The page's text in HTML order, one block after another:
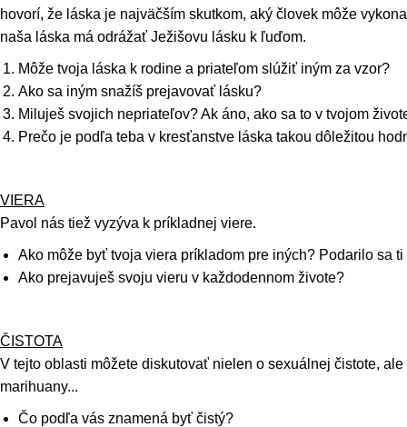
hovorí, že láska je najväčším skutkom, aký človek môže
naša láska má odrážať Ježišovu lásku k ľuďom.
Môže tvoja láska k rodine a priateľom slúžiť iným za vzor?
Ako sa iným snažíš prejavovať lásku?
Miluješ svojich nepriateľov? Ak áno, ako sa to v tvojom
Prečo je podľa teba v kresťanstve láska takou dôležitou
VIERA
Pavol nás tiež vyzýva k príkladnej viere.
Ako môže byť tvoja viera príkladom pre iných? Podarilo sa
Ako prejavuješ svoju vieru v každodennom živote?
ČISTOTA
V tejto oblasti môžete diskutovať nielen o sexuálnej čistote,
marihuany...
Čo podľa vás znamená byť čistý?